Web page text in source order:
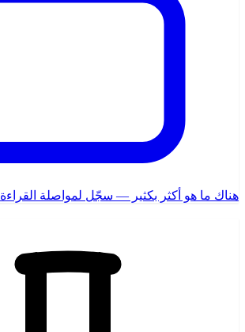
هناك ما هو أكثر بكثير — سجّل لمواصلة القراءة